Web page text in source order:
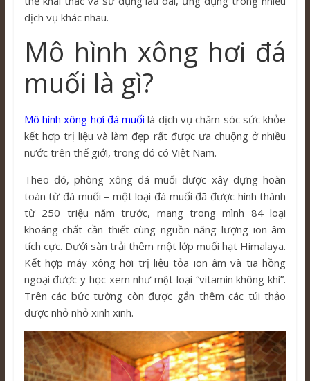
dịch vụ khác nhau.
Mô hình xông hơi đá
muối là gì?
Mô hình xông hơi đá muốilà dịch vụ chăm sóc sức khỏe
kết hợp trị liệu và làm đẹp rất được ưa chuộng ở nhiều
nước trên thế giới, trong đó có Việt Nam.
Theo đó, phòng xông đá muối được xây dựng hoàn
toàn từ đá muối – một loại đá muối đã được hình thành
từ 250 triệu năm trước, mang trong mình 84 loại
khoáng chất cần thiết cùng nguồn năng lượng ion âm
tích cực. Dưới sàn trải thêm một lớp muối hạt Himalaya.
Kết hợp máy xông hơi trị liệu tỏa ion âm và tia hồng
ngoại được y học xem như một loại “vitamin không khí”.
Trên các bức tường còn được gắn thêm các túi thảo
dược nhỏ nhỏ xinh xinh.